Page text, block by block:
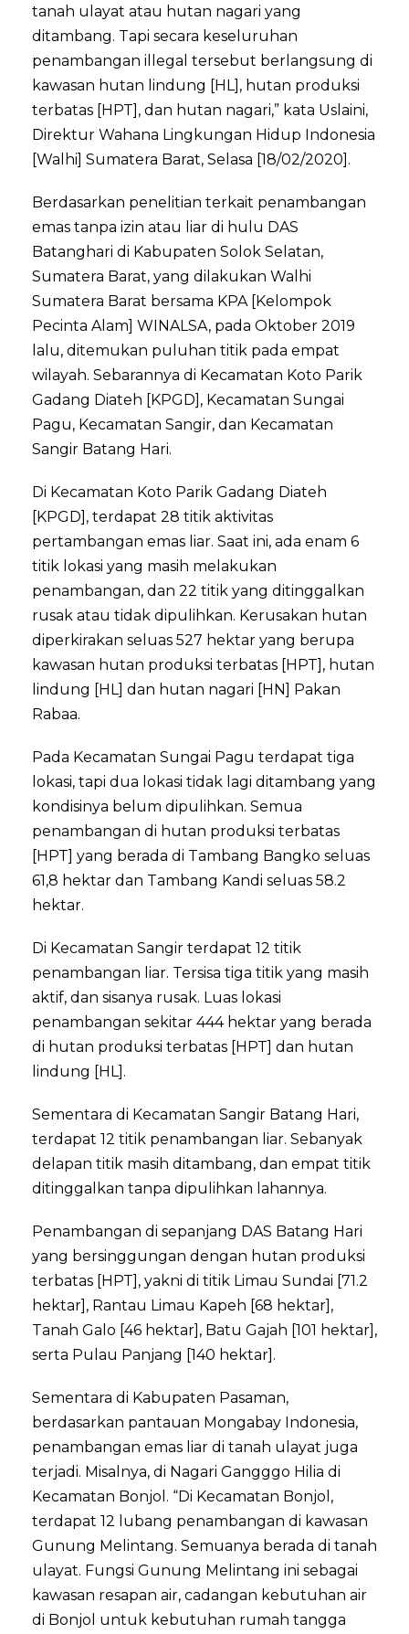
tanah ulayat atau hutan nagari yang
ditambang. Tapi secara keseluruhan
penambangan illegal tersebut berlangsung di
kawasan hutan lindung [HL], hutan produksi
terbatas [HPT], dan hutan nagari,” kata Uslaini,
Direktur Wahana Lingkungan Hidup Indonesia
[Walhi] Sumatera Barat, Selasa [18/02/2020].
Berdasarkan penelitian terkait penambangan
emas tanpa izin atau liar di hulu DAS
Batanghari di Kabupaten Solok Selatan,
Sumatera Barat, yang dilakukan Walhi
Sumatera Barat bersama KPA [Kelompok
Pecinta Alam] WINALSA, pada Oktober 2019
lalu, ditemukan puluhan titik pada empat
wilayah. Sebarannya di Kecamatan Koto Parik
Gadang Diateh [KPGD], Kecamatan Sungai
Pagu, Kecamatan Sangir, dan Kecamatan
Sangir Batang Hari.
Di Kecamatan Koto Parik Gadang Diateh
[KPGD], terdapat 28 titik aktivitas
pertambangan emas liar. Saat ini, ada enam 6
titik lokasi yang masih melakukan
penambangan, dan 22 titik yang ditinggalkan
rusak atau tidak dipulihkan. Kerusakan hutan
diperkirakan seluas 527 hektar yang berupa
kawasan hutan produksi terbatas [HPT], hutan
lindung [HL] dan hutan nagari [HN] Pakan
Rabaa.
Pada Kecamatan Sungai Pagu terdapat tiga
lokasi, tapi dua lokasi tidak lagi ditambang yang
kondisinya belum dipulihkan. Semua
penambangan di hutan produksi terbatas
[HPT] yang berada di Tambang Bangko seluas
61,8 hektar dan Tambang Kandi seluas 58.2
hektar.
Di Kecamatan Sangir terdapat 12 titik
penambangan liar. Tersisa tiga titik yang masih
aktif, dan sisanya rusak. Luas lokasi
penambangan sekitar 444 hektar yang berada
di hutan produksi terbatas [HPT] dan hutan
lindung [HL].
Sementara di Kecamatan Sangir Batang Hari,
terdapat 12 titik penambangan liar. Sebanyak
delapan titik masih ditambang, dan empat titik
ditinggalkan tanpa dipulihkan lahannya.
Penambangan di sepanjang DAS Batang Hari
yang bersinggungan dengan hutan produksi
terbatas [HPT], yakni di titik Limau Sundai [71.2
hektar], Rantau Limau Kapeh [68 hektar],
Tanah Galo [46 hektar], Batu Gajah [101 hektar],
serta Pulau Panjang [140 hektar].
Sementara di Kabupaten Pasaman,
berdasarkan pantauan Mongabay Indonesia,
penambangan emas liar di tanah ulayat juga
terjadi. Misalnya, di Nagari Gangggo Hilia di
Kecamatan Bonjol. “Di Kecamatan Bonjol,
terdapat 12 lubang penambangan di kawasan
Gunung Melintang. Semuanya berada di tanah
ulayat. Fungsi Gunung Melintang ini sebagai
kawasan resapan air, cadangan kebutuhan air
di Bonjol untuk kebutuhan rumah tangga